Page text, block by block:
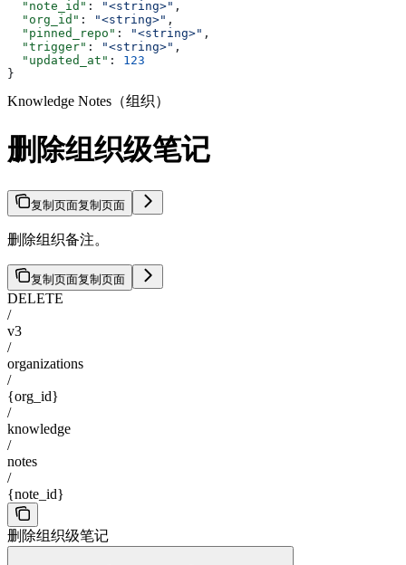
  "note_id"
: "<string>" ,
  "org_id"
: "<string>" ,
  "pinned_repo"
: "<string>" ,
  "trigger"
: "<string>" ,
  "updated_at"
: 123
}
Knowledge Notes（组织）
删除组织级笔记
复制页面复制页面
删除组织备注。
复制页面复制页面
DELETE
/
v3
/
organizations
/
{org_id}
/
knowledge
/
notes
/
{note_id}
删除组织级笔记